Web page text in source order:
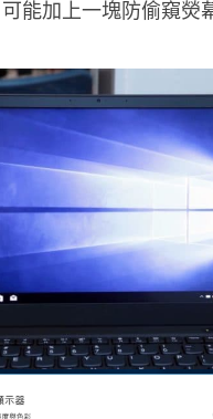
能加上一塊防偷窺熒